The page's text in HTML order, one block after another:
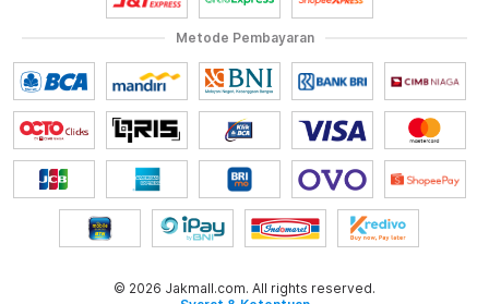
Metode Pembayaran
© 2026 Jakmall.com. All rights reserved.